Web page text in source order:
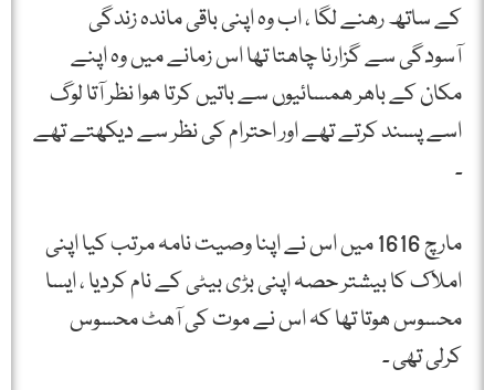
کے ساتھ رھنے لگا ، اب وہ اپنی باقی ماندہ زندگی
آسودگی سے گزارنا چاھتا تھا اس زمانے میں وہ اپنے
مکان کے باھر ھمسائیوں سے باتیں کرتا ھوا نظر آتا لوگ
اسے پسند کرتے تھے اور احترام کی نظر سے دیکھتے تھے
۔
مارچ 1616 میں اس نے اپنا وصیت نامہ مرتب کیا اپنی
املاک کا بیشتر حصہ اپنی بڑی بیٹی کے نام کردیا ، ایسا
محسوس ھوتا تھا کہ اس نے موت کی آھٹ محسوس
کرلی تھی ۔